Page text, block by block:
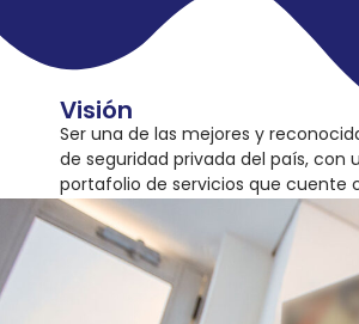
Visión
Ser una de las mejores y
de seguridad privada del país, con
portafolio de servicios que cuente
mejores estándares de seguridad
tecnológica a la vanguardia del
convirtiéndonos en un aliado
nuestros clientes mitigando
existentes en sus procesos de